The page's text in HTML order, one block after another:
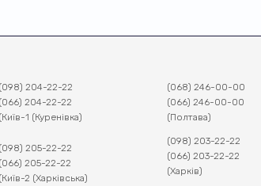
(098) 204-22-22
(066) 204-22-22
(Київ-1 (Куренівка)
(098) 205-22-22
(066) 205-22-22
(Київ-2 (Харківська)
(068) 246-00-00
(066) 246-00-00
(Полтава)
(098) 203-22-22
(066) 203-22-22
(Харків)